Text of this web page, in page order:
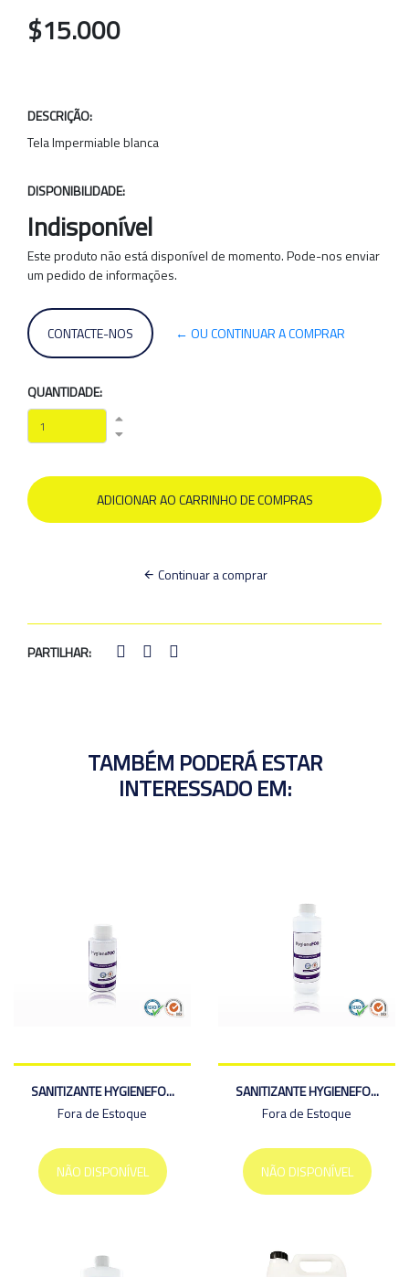
$15.000
DESCRIÇÃO:
Tela Impermiable blanca
DISPONIBILIDADE:
Indisponível
Este produto não está disponível de momento. Pode-nos enviar
um pedido de informações.
CONTACTE-NOS ← OU CONTINUAR A COMPRAR
QUANTIDADE:
Continuar a comprar
PARTILHAR:
TAMBÉM PODERÁ ESTAR
INTERESSADO EM:
SANITIZANTE HYGIENEFO...
Fora de Estoque
NÃO DISPONÍVEL
SANITIZANTE HYGIENEFO...
Fora de Estoque
NÃO DISPONÍVEL